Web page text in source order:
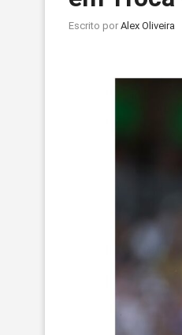
Escrito por Alex Oliveira